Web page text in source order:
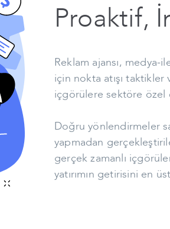
Proaktif,
Reklam ajansı, medya-
için nokta atışı
içgörülere sektöre özel
Doğru yönlendirmeler
yapmadan
gerçek zamanlı
yatırımın getirisini en